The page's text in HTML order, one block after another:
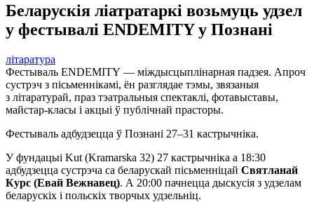
Беларускія ліатратаркі возьмуць удзел
у фестывалі ENDEMITY у Познані
літаратура
Фестываль ENDEMITY — міждысцыплінарная падзея. Апроч
сустрэч з пісьменнікамі, ён разглядае тэмы, звязаныя
з літаратурай, праз тэатральныя спектаклі, фотавыставы,
майстар-класы і акцыі ў публічнай прасторы.
Фестываль адбудзецца ў Познані 27–31 кастрычніка.
У фундацыі Kut (Kramarska 32) 27 кастрычніка а 18:30
адбудзецца сустрэча са беларускай пісьменніцай Святланай
Курc (Евай Вежнавец). А 20:00 пачнецца дыскусія з удзелам
беларускіх і польскіх творчых удзельніц.